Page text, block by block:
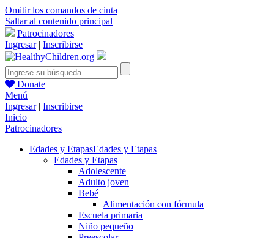
Omitir los comandos de cinta
Saltar al contenido principal
Patrocinadores
Ingresar| Inscribirse
Donate
Menú
Ingresar| Inscribirse
Inicio
Patrocinadores
Edades y EtapasEdades y Etapas
Edades y Etapas
Adolescente
Adulto joven
Bebé
Alimentación con fórmula
Escuela primaria
Niño pequeño